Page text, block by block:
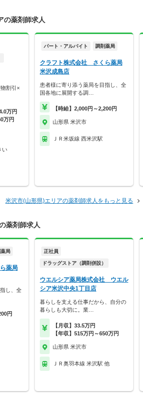
の薬剤師求人
割引×
万円
万円
い
パート・アルバイト 調剤薬局
クラフト株式会社 さくら薬局
米沢成島店
患者様に寄り添う薬局を目指し、全
国各地に展開する調…
【時給】2,000円～2,200円
山形県 米沢市
ＪＲ米坂線 西米沢駅
米沢市(山形県)エリアの薬剤師求人をもっと見る
薬剤師求人
局
薬局
し、全
円
正社員
ドラッグストア（調剤併設）
ウエルシア薬局株式会社 ウエル
シア米沢中央1丁目店
暮らしを支える仕事だから、自分の
暮らしも大切に。業…
【月収】33.5万円
【年収】515万円～650万円
山形県 米沢市
ＪＲ奥羽本線 米沢駅 他